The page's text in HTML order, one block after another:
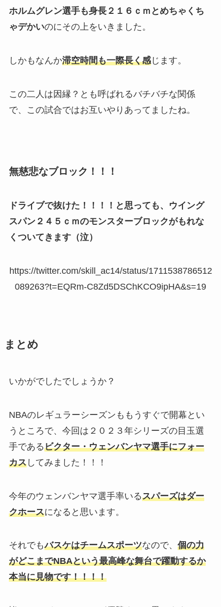
ホルムグレン選手も身長２１６ｃｍとめちゃくち
ゃデかいのにその上をいきました。
しかもなんか滞空時間も一際長く感じます。
この二人は因縁？とも呼ばれるバチバチな関係
で、この試合ではお互いやりあってましたね。
無慈悲なブロック！！！
ドライブで抜けた！！！！と思っても、ウイング
スパン２４５ｃｍのモンスターブロックがもれな
くついてきます（泣）
https://twitter.com/skill_ac14/status/1711538786512
089263?t=EQRm-C8Zd5DSChKCO9ipHA&s=19
まとめ
いかがでしたでしょうか？
NBAのレギュラーシーズンももうすぐで開幕とい
うところで、今回は２０２３年シリーズの目玉選
手であるビクター・ウェンバンヤマ選手にフォー
カスしてみました！！！
今年のウェンバンヤマ選手率いるスパーズはダー
クホースになると思います。
それでもバスケはチームスポーツなので、 個の力
がどこまでNBAという最高峰な舞台で躍動するか
本当に見物です！！！！